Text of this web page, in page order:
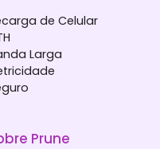
de Celular
Larga
Prune